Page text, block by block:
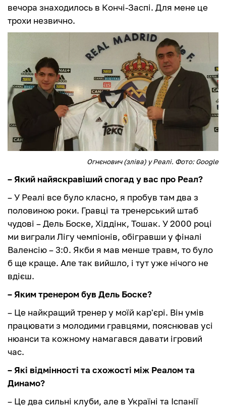
вечора знаходилось в Кончі-Заспі. Для мене це
трохи незвично.
Огнєнович (зліва) у Реалі. Фото: Google
– Який найяскравіший спогад у вас про Реал?
– У Реалі все було класно, я пробув там два з
половиною роки. Гравці та тренерський штаб
чудові – Дель Боске, Хіддінк, Тошак. У 2000 році
ми виграли Лігу чемпіонів, обігравши у фіналі
Валенсію – 3:0. Якби я мав менше травм, то було
б ще краще. Але так вийшло, і тут уже нічого не
вдієш.
– Яким тренером був Дель Боске?
– Це найкращий тренер у моїй кар'єрі. Він умів
працювати з молодими гравцями, пояснював усі
нюанси та кожному намагався давати ігровий
час.
– Які відмінності та схожості між Реалом та
Динамо?
– Це два сильні клуби, але в Україні та Іспанії